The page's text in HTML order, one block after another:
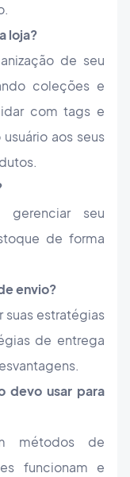
loja?
de seu
coleções e
com tags e
aos seus
gerenciar seu
de forma
envio?
suas estratégias
de entrega
devo usar para
métodos de
funcionam e